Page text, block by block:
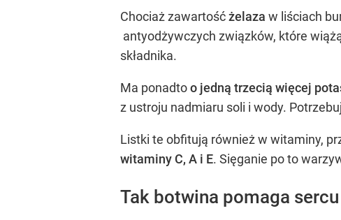
Chociaż zawartośćżelaza w liściach
antyodżywczych związków, które
składnika.
Ma ponadtoo jedną trzecią więcej
z ustroju nadmiaru soli i wody.
Listki te obfitują również w witaminy,
witaminy C, A i E. Sięganie po to
Tak botwina pomaga